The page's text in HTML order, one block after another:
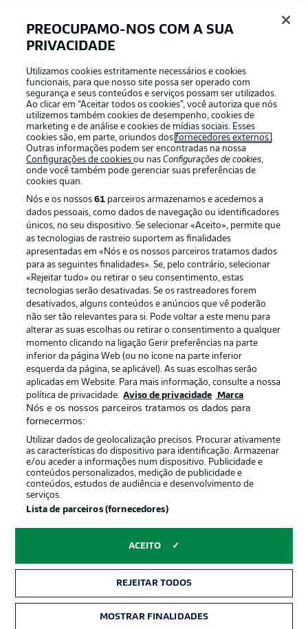
Football as it’s meant to be
APLICATIVO DA BUNDESLIGA
Oferecido por
Publicidade Avisos legais
Gerir preferências Aviso de privacidade
Termos de uso Trabalhe conosco
Marca Contato
Jogadores
PREOCUPAMO-NOS COM A SUA
PRIVACIDADE
Utilizamos cookies estritamente necessários e cookies
funcionais, para que nosso site possa ser operado com
segurança e seus conteúdos e serviços possam ser utilizados.
Ao clicar em “Aceitar todos os cookies”, você autoriza que nós
utilizemos também cookies de desempenho, cookies de
marketing e de análise e cookies de mídias sociais. Esses
cookies são, em parte, oriundos dosfornecedores externos .
Outras informações podem ser encontradas na nossa
Configurações de cookiesou nasConfigurações de cookies,
onde você também pode gerenciar suas preferências de
cookies quan.
Nós e os nossos61 parceiros armazenamos e acedemos a
dados pessoais, como dados de navegação ou identificadores
únicos, no seu dispositivo. Se selecionar «Aceito», permite que
as tecnologias de rastreio suportem as finalidades
apresentadas em «Nós e os nossos parceiros tratamos dados
para as seguintes finalidades». Se, pelo contrário, selecionar
«Rejeitar tudo» ou retirar o seu consentimento, estas
tecnologias serão desativadas. Se os rastreadores forem
desativados, alguns conteúdos e anúncios que vê poderão
não ser tão relevantes para si. Pode voltar a este menu para
alterar as suas escolhas ou retirar o consentimento a qualquer
momento clicando na ligação Gerir preferências na parte
inferior da página Web (ou no ícone na parte inferior
esquerda da página, se aplicável). As suas escolhas serão
aplicadas em Website. Para mais informação, consulte a nossa
política de privacidade. Aviso de privacidade Marca
Nós e os nossos parceiros tratamos os dados para
fornecermos:
Utilizar dados de geolocalização precisos. Procurar ativamente
as características do dispositivo para identificação. Armazenar
e/ou aceder a informações num dispositivo. Publicidade e
conteúdos personalizados, medição de publicidade e
conteúdos, estudos de audiência e desenvolvimento de
serviços.
Lista de parceiros (fornecedores)
ACEITO
REJEITAR TODOS
MOSTRAR FINALIDADES